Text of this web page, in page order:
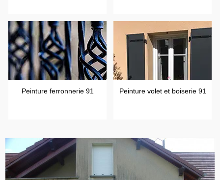
Peinture ferronnerie 91 Peinture volet et boiserie 91